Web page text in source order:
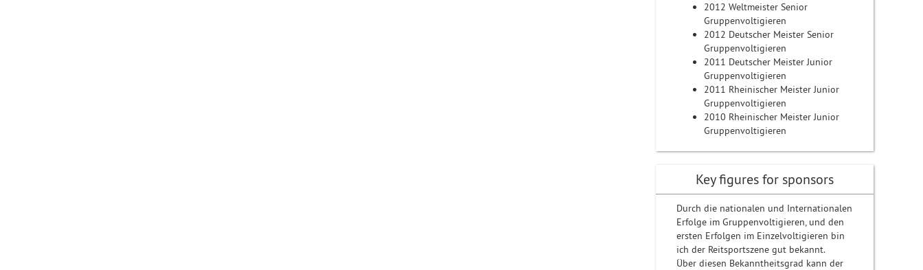
2012 Weltmeister Senior
Gruppenvoltigieren
2012 Deutscher Meister Senior
Gruppenvoltigieren
2011 Deutscher Meister Junior
Gruppenvoltigieren
2011 Rheinischer Meister Junior
Gruppenvoltigieren
2010 Rheinischer Meister Junior
Gruppenvoltigieren
Key figures for sponsors
Durch die nationalen und Internationalen
Erfolge im Gruppenvoltigieren, und den
ersten Erfolgen im Einzelvoltigieren bin
ich der Reitsportszene gut bekannt.
Über diesen Bekanntheitsgrad kann der